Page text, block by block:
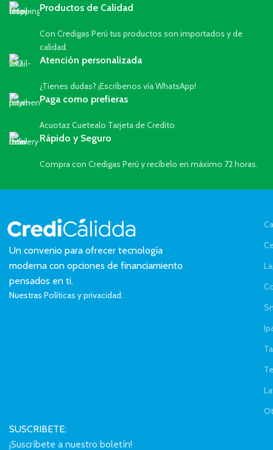
Productos de Calidad
Con Credigas Perú tus productos son importados y de
calidad.
Atención personalizada
¿Tienes dudas? ¡Escríbenos vía WhatsApp!
Paga como prefieras
Acuotaz Cuetealo Tarjeta de Credito
Rápido y Seguro
Compra con Credigas Perú y recíbelo en máximo 72 horas.
Un convenio para ofrecer tecnología
moderna con opciones de financiamiento
pensados en ti.
Nuestras Políticas y privacidad.
SUSCRIBETE:
¡Suscríbete a nuestro boletín!